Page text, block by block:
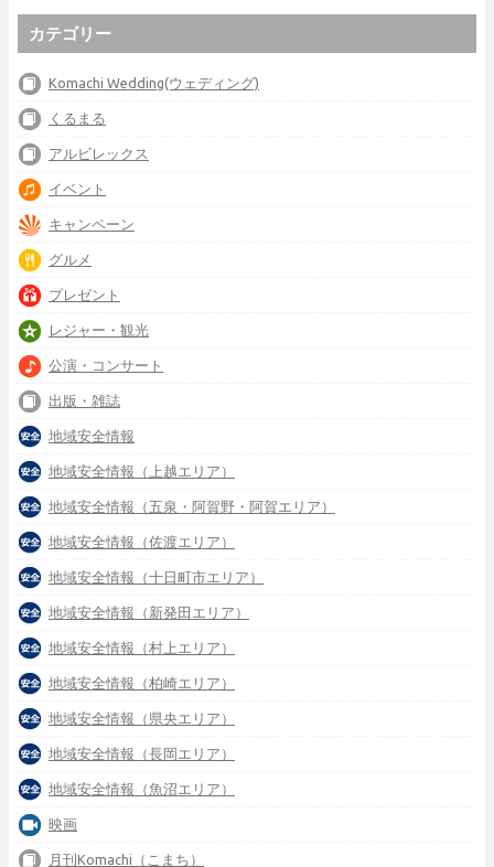
カテゴリー
Komachi Wedding(ウェディング)
くるまる
アルビレックス
イベント
キャンペーン
グルメ
プレゼント
レジャー・観光
公演・コンサート
出版・雑誌
地域安全情報
地域安全情報（上越エリア）
地域安全情報（五泉・阿賀野・阿賀エリア）
地域安全情報（佐渡エリア）
地域安全情報（十日町市エリア）
地域安全情報（新発田エリア）
地域安全情報（村上エリア）
地域安全情報（柏崎エリア）
地域安全情報（県央エリア）
地域安全情報（長岡エリア）
地域安全情報（魚沼エリア）
映画
月刊Komachi（こまち）